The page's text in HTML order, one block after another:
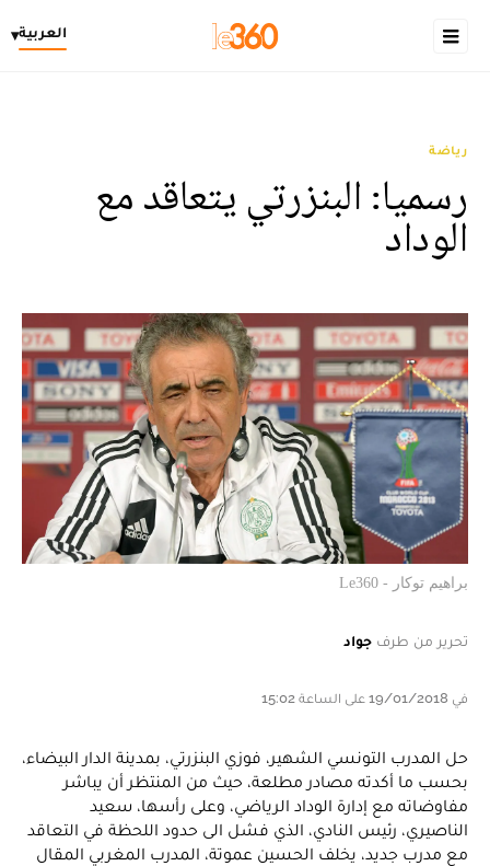
العربية▾
رياضة
رسميا: البنزرتي يتعاقد مع
الوداد
براهيم توكار - Le360
تحرير من طرف جواد
في 19/01/2018 على الساعة 15:02
حل المدرب التونسي الشهير، فوزي البنزرتي، بمدينة الدار البيضاء،
بحسب ما أكدته مصادر مطلعة، حيث من المنتظر أن يباشر
مفاوضاته مع إدارة الوداد الرياضي، وعلى رأسها، سعيد
الناصيري، رئيس النادي، الذي فشل الى حدود اللحظة في التعاقد
مع مدرب جديد، يخلف الحسين عموتة، المدرب المغربي المقال